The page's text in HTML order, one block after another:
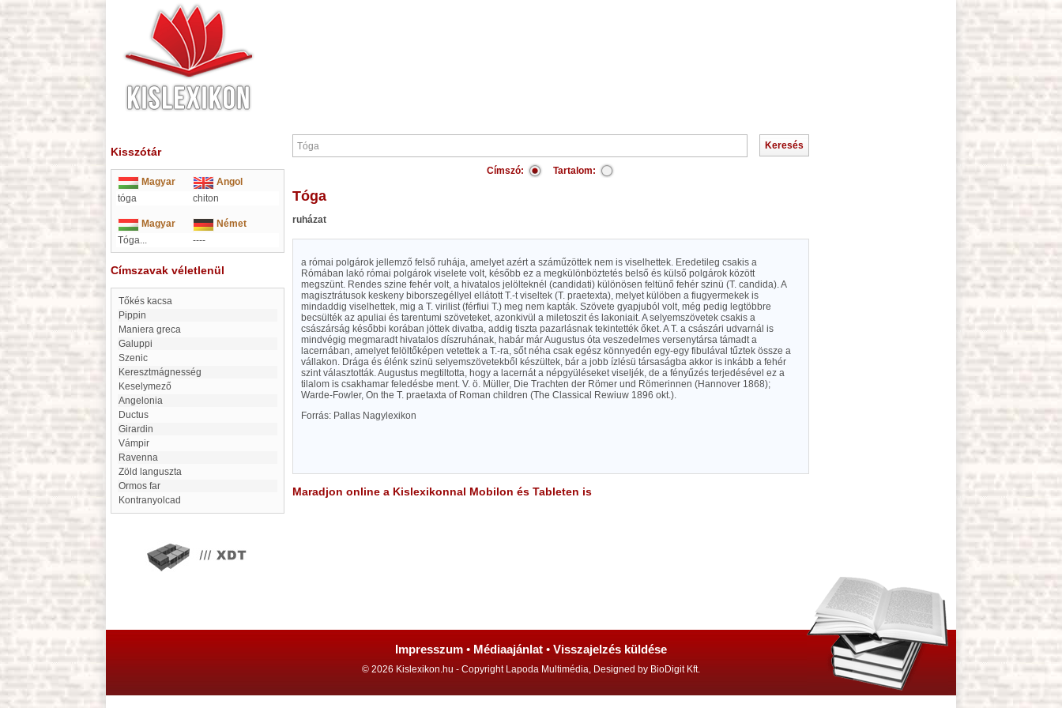
Kisszótár
Magyar
Angol
tóga
chiton
Magyar
Német
Tóga...
----
Címszavak véletlenül
Tőkés kacsa
Pippin
maniera greca
Galuppi
Szenic
Keresztmágnesség
Keselymező
Angelonia
ductus
Girardin
Vámpir
Ravenna
zöld languszta
Ormos far
Kontranyolcad
Címszó: Tartalom:
Tóga
ruházat
a római polgárok jellemző felső ruhája, amelyet azért a száműzöttek nem is viselhettek. Eredetileg csakis a
Rómában lakó római polgárok viselete volt, később ez a megkülönböztetés belső és külső polgárok között
megszünt. Rendes szine fehér volt, a hivatalos jelölteknél (candidati) különösen feltünő fehér szinü (T. candida). A
magisztrátusok keskeny biborszegéllyel ellátott T.-t viseltek (T. praetexta), melyet külöben a fiugyermekek is
mindaddig viselhettek, mig a T. virilist (férfiui T.) meg nem kapták. Szövete gyapjuból volt, még pedig legtöbbre
becsülték az apuliai és tarentumi szöveteket, azonkivül a miletoszit és lakoniait. A selyemszövetek csakis a
császárság későbbi korában jöttek divatba, addig tiszta pazarlásnak tekintették őket. A T. a császári udvarnál is
mindvégig megmaradt hivatalos díszruhának, habár már Augustus óta veszedelmes versenytársa támadt a
lacernában, amelyet felöltőképen vetettek a T.-ra, sőt néha csak egész könnyedén egy-egy fibulával tűztek össze a
vállakon. Drága és élénk szinü selyemszövetekből készültek, bár a jobb ízlésü társaságba akkor is inkább a fehér
szint választották. Augustus megtiltotta, hogy a lacernát a népgyüléseket viseljék, de a fényűzés terjedésével ez a
tilalom is csakhamar feledésbe ment. V. ö. Müller, Die Trachten der Römer und Römerinnen (Hannover 1868);
Warde-Fowler, On the T. praetaxta of Roman children (The Classical Rewiuw 1896 okt.).
Forrás: Pallas Nagylexikon
Maradjon online a Kislexikonnal Mobilon és Tableten is
Impresszum • Médiaajánlat • Visszajelzés küldése
© 2026 Kislexikon.hu - Copyright Lapoda Multimédia, Designed by BioDigit Kft.